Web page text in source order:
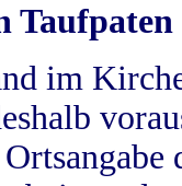
Taufpaten
im